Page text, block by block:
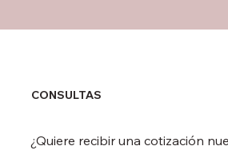
CONSULTAS
¿Quiere recibir una cotización